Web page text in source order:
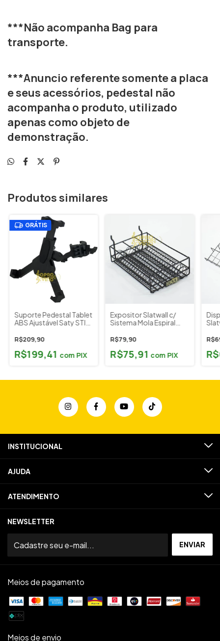
***Não acompanha Bag para
transporte.
***Anuncio referente somente a placa
e seus acessórios, pedestal não
acompanha o produto, utilizado
apenas como objeto de
demonstração.
Produtos similares
GRÁTIS
Suporte Pedestal Tablet
ABS Ajustável Saty STI
R$209,90
R$199,41 com PIX
Expositor Slatwall c/
Sistema Mola Espiral
Barítono Rico (Outlet)
R$79,90
R$75,91 com PIX
INSTITUCIONAL
AJUDA
ATENDIMENTO
NEWSLETTER
Meios de pagamento
Meios de envio